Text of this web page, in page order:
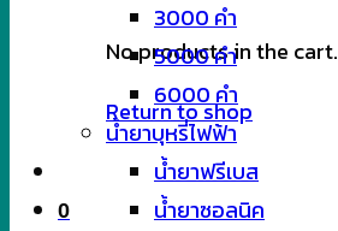
No products in the cart.
Return to shop
0
3000 คำ
5000 คำ
6000 คำ
น้ำยาบุหรี่ไฟฟ้า
น้ำยาฟรีเบส
น้ำยาซอลนิค